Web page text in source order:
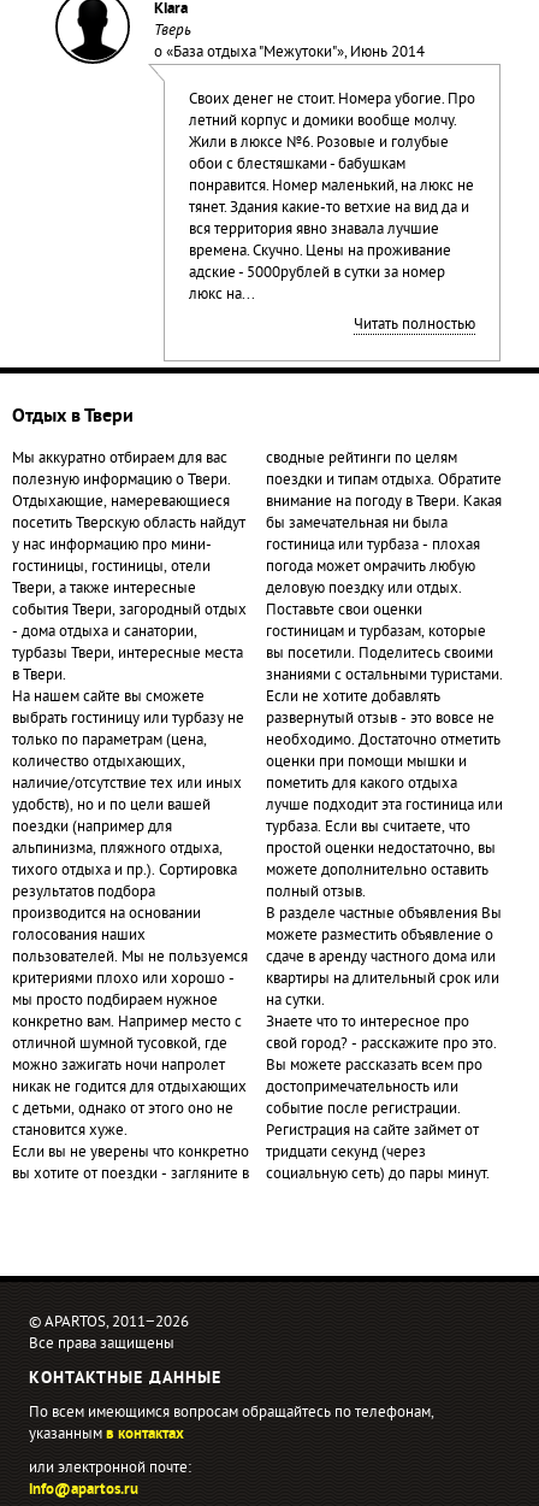
Kiara
Тверь
о «База отдыха "Межутоки"», Июнь 2014
Своих денег не стоит. Номера убогие. Про
летний корпус и домики вообще молчу.
Жили в люксе №6. Розовые и голубые
обои с блестяшками - бабушкам
понравится. Номер маленький, на люкс не
тянет. Здания какие-то ветхие на вид да и
вся территория явно знавала лучшие
времена. Скучно. Цены на проживание
адские - 5000рублей в сутки за номер
люкс на...
Читать полностью
Отдых в Твери
Мы аккуратно отбираем для вас
полезную информацию о Твери.
Отдыхающие, намеревающиеся
посетить Тверскую область найдут
у нас информацию про мини-
гостиницы, гостиницы, отели
Твери, а также интересные
события Твери, загородный отдых
- дома отдыха и санатории,
турбазы Твери, интересные места
в Твери.
На нашем сайте вы сможете
выбрать гостиницу или турбазу не
только по параметрам (цена,
количество отдыхающих,
наличие/отсутствие тех или иных
удобств), но и по цели вашей
поездки (например для
альпинизма, пляжного отдыха,
тихого отдыха и пр.). Сортировка
результатов подбора
производится на основании
голосования наших
пользователей. Мы не пользуемся
критериями плохо или хорошо -
мы просто подбираем нужное
конкретно вам. Например место с
отличной шумной тусовкой, где
можно зажигать ночи напролет
никак не годится для отдыхающих
с детьми, однако от этого оно не
становится хуже.
Если вы не уверены что конкретно
вы хотите от поездки - загляните в
сводные рейтинги по целям
поездки и типам отдыха. Обратите
внимание на погоду в Твери. Какая
бы замечательная ни была
гостиница или турбаза - плохая
погода может омрачить любую
деловую поездку или отдых.
Поставьте свои оценки
гостиницам и турбазам, которые
вы посетили. Поделитесь своими
знаниями с остальными туристами.
Если не хотите добавлять
развернутый отзыв - это вовсе не
необходимо. Достаточно отметить
оценки при помощи мышки и
пометить для какого отдыха
лучше подходит эта гостиница или
турбаза. Если вы считаете, что
простой оценки недостаточно, вы
можете дополнительно оставить
полный отзыв.
В разделе частные объявления Вы
можете разместить объявление о
сдаче в аренду частного дома или
квартиры на длительный срок или
на сутки.
Знаете что то интересное про
свой город? - расскажите про это.
Вы можете рассказать всем про
достопримечательность или
событие после регистрации.
Регистрация на сайте займет от
тридцати секунд (через
социальную сеть) до пары минут.
© APARTOS, 2011−2026
Все права защищены
КОНТАКТНЫЕ ДАННЫЕ
По всем имеющимся вопросам обращайтесь по телефонам,
указаннымв контактах
или электронной почте:
info@apartos.ru